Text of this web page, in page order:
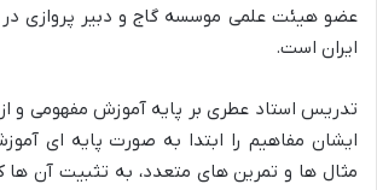
عضو هیئت علمی موسسه گاج و دبیر پروازی
ایران است.
تدریس استاد عطری بر پایه آموزش مفهومی و
ایشان مفاهیم را ابتدا به صورت پایه ای
مثال ها و تمرین های متعدد، به تثبیت آن